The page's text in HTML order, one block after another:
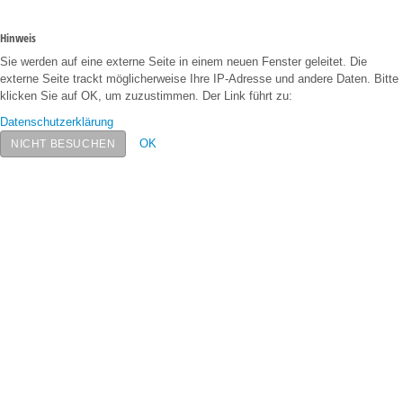
Hinweis
Sie werden auf eine externe Seite in einem neuen Fenster geleitet. Die
externe Seite trackt möglicherweise Ihre IP-Adresse und andere Daten. Bitte
klicken Sie auf OK, um zuzustimmen. Der Link führt zu:
Datenschutzerklärung
NICHT BESUCHEN OK